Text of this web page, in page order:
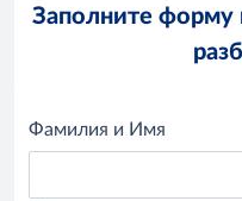
Заполните форму
Фамилия и Имя